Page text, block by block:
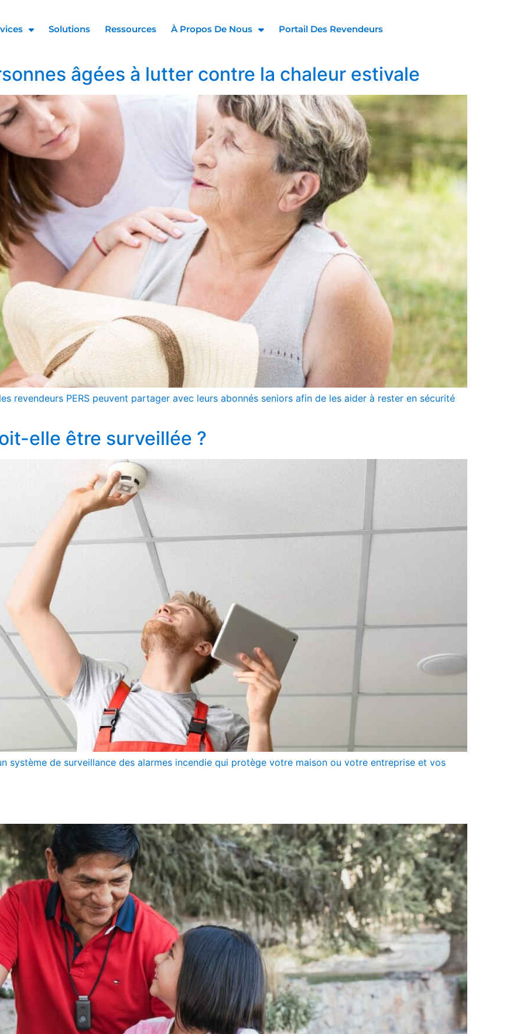
Solutions Ressources À Propos De Nous Portail Des Revendeurs
âgées à lutter contre la chaleur estivale
revendeurs PERS peuvent partager avec leurs abonnés seniors afin de les aider à rester en sécurité
elle être surveillée ?
système de surveillance des alarmes incendie qui protège votre maison ou votre entreprise et vos